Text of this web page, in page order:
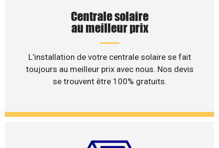
Centrale solaire
au meilleur prix
L’installation de votre centrale solaire se fait
toujours au meilleur prix avec nous. Nos devis
se trouvent être 100% gratuits.